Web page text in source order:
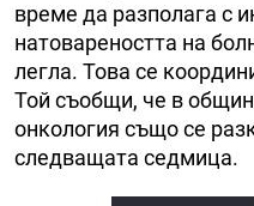
време да разполага с
натовареността на
легла. Това се
Той съобщи, че в
онкология също се
следващата седмица.